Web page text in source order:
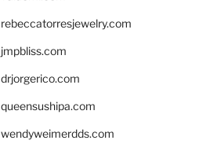
rebeccatorresjewelry.com
jmpbliss.com
drjorgerico.com
queensushipa.com
wendyweimerdds.com